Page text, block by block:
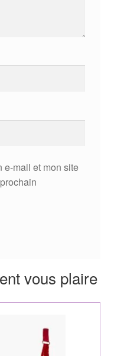
e-mail et mon site
vous plaire